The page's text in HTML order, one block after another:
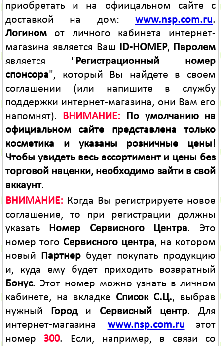
приобретать и на офиицальном сайте с
доставкой на дом:www.nsp.com.ru.
Логиномот личного кабинета интернет-
магазина является Ваш ID-НОМЕР, Паролем
является "Регистрационный номер
спонсора", который Вы найдете в своем
соглашении (или напишите в службу
поддержки интернет-магазина, они Вам его
напомнят). ВНИМАНИЕ: По умолчанию на
официальном сайте представлена только
косметика и указаны розничные цены!
Чтобы увидеть весь ассортимент и цены без
торговой наценки, необходимо зайти в свой
аккаунт.
ВНИМАНИЕ:Когда Вы регистрируете новое
соглашение, то при регистрации должны
указать Номер Сервисного Центра. Это
номер того Сервисного центра, на котором
новый Партнербудет покупать продукцию
и, куда ему будет приходить возвратный
Бонус. Этот номер можно узнать в личном
кабинете, на вкладке Список С.Ц., выбрав
нужный Городи Сервисный центр. Для
интернет-магазина www.nsp.com.ru этот
номер 300. Если, например, в связи со